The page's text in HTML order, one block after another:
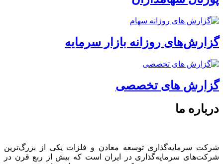
گزارش‌های روزانه بازار سرمایه
گزارش های تخصصی
درباره ما
شرکت سرمایه‌گذاری توسعه معادن و فلزات یکی از بزرگ‌ترین
شرکت‌های سرمایه‌گذاری در ایران است که بیش از ربع قرن در